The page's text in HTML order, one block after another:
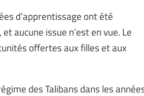
d’apprentissage ont été
aucune issue n’est en vue. Le
offertes aux filles et aux
des Talibans dans les